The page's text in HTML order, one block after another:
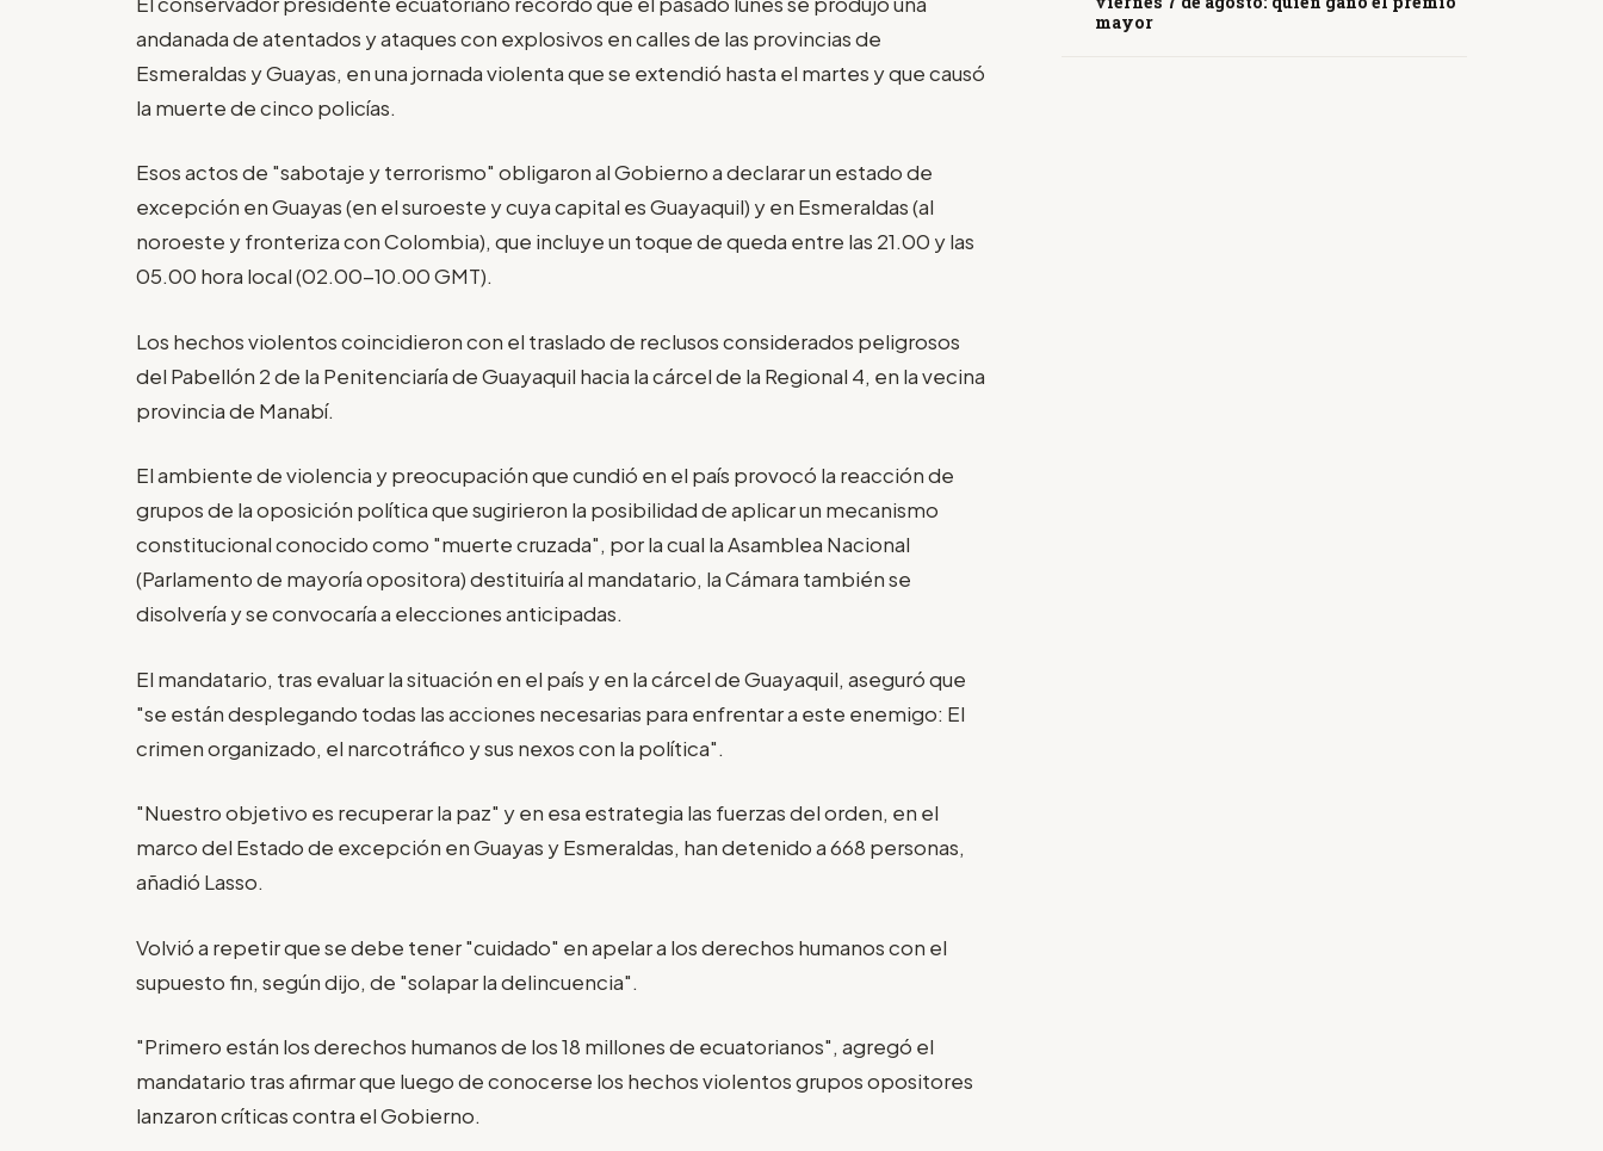
andanada de atentados y ataques con explosivos en calles de las provincias de
Esmeraldas y Guayas, en una jornada violenta que se extendió hasta el martes y que causó
la muerte de cinco policías.
Esos actos de "sabotaje y terrorismo" obligaron al Gobierno a declarar un estado de
excepción en Guayas (en el suroeste y cuya capital es Guayaquil) y en Esmeraldas (al
noroeste y fronteriza con Colombia), que incluye un toque de queda entre las 21.00 y las
05.00 hora local (02.00-10.00 GMT).
Los hechos violentos coincidieron con el traslado de reclusos considerados peligrosos
del Pabellón 2 de la Penitenciaría de Guayaquil hacia la cárcel de la Regional 4, en la vecina
provincia de Manabí.
El ambiente de violencia y preocupación que cundió en el país provocó la reacción de
grupos de la oposición política que sugirieron la posibilidad de aplicar un mecanismo
constitucional conocido como "muerte cruzada", por la cual la Asamblea Nacional
(Parlamento de mayoría opositora) destituiría al mandatario, la Cámara también se
disolvería y se convocaría a elecciones anticipadas.
El mandatario, tras evaluar la situación en el país y en la cárcel de Guayaquil, aseguró que
"se están desplegando todas las acciones necesarias para enfrentar a este enemigo: El
crimen organizado, el narcotráfico y sus nexos con la política".
"Nuestro objetivo es recuperar la paz" y en esa estrategia las fuerzas del orden, en el
marco del Estado de excepción en Guayas y Esmeraldas, han detenido a 668 personas,
añadió Lasso.
Volvió a repetir que se debe tener "cuidado" en apelar a los derechos humanos con el
supuesto fin, según dijo, de "solapar la delincuencia".
"Primero están los derechos humanos de los 18 millones de ecuatorianos", agregó el
mandatario tras afirmar que luego de conocerse los hechos violentos grupos opositores
lanzaron críticas contra el Gobierno.
mayor